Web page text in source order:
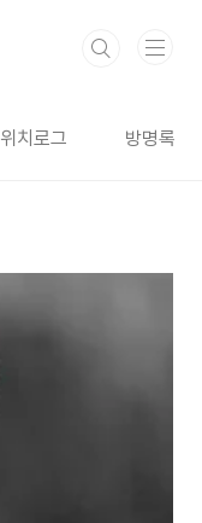
위치로그 방명록